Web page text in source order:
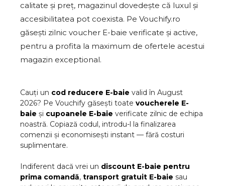
calitate și preț, magazinul dovedește că luxul și
accesibilitatea pot coexista. Pe Vouchify.ro
găsești zilnic voucher E-baie verificate și active,
pentru a profita la maximum de ofertele acestui
magazin exceptional.
Cauți un cod reducere E-baie valid în August
2026? Pe Vouchify găsești toate voucherele E-
baie și cupoanele E-baie verificate zilnic de echipa
noastră. Copiază codul, introdu-l la finalizarea
comenzii și economisești instant — fără costuri
suplimentare.
Indiferent dacă vrei un discount E-baie pentru
prima comandă, transport gratuit E-baie sau